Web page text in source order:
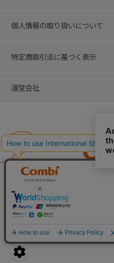
個人情報の取り扱いについて
特定商取引法に基づく表示
運営会社
子育てに、イ
ベビー用品
All Right Reserved.